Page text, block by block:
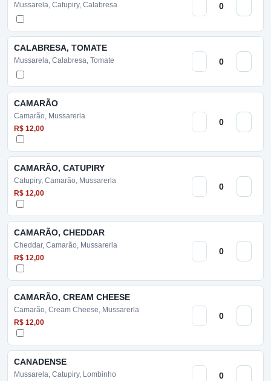
Mussarela, Catupiry, Calabresa
CALABRESA, TOMATE
Mussarela, Calabresa, Tomate
CAMARÃO
Camarão, Mussarerla
R$ 12,00
CAMARÃO, CATUPIRY
Catupiry, Camarão, Mussarerla
R$ 12,00
CAMARÃO, CHEDDAR
Cheddar, Camarão, Mussarerla
R$ 12,00
CAMARÃO, CREAM CHEESE
Camarão, Cream Cheese, Mussarerla
R$ 12,00
CANADENSE
Mussarela, Catupiry, Lombinho